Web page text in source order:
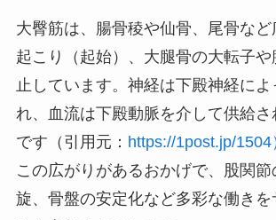
大臀筋は、腸骨稜や仙骨、尾骨など
起こり（起始）、大腿骨の大転子
止しています。神経は下殿神経によ
れ、血流は下殿動脈を介して供給さ
です（引用元： https://1post.jp/1504
この広がりがあるおかげで、股関
旋、骨盤の安定化など多彩な働きを